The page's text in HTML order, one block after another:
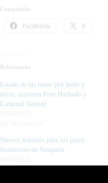
Compártelo:
Facebook X
Relacionado
Estado de las rutas: por hielo y
nieve, cerraron Pino Hachado y
Cardenal Samoré
Nuevos horarios para los pasos
fronterizos de Neuquén
En "actualidad"